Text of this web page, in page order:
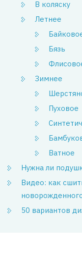
В коляску
Летнее
Бязь
Зимнее
Пуховое
Ватное
Нужна ли
Видео: как
50 вариантов